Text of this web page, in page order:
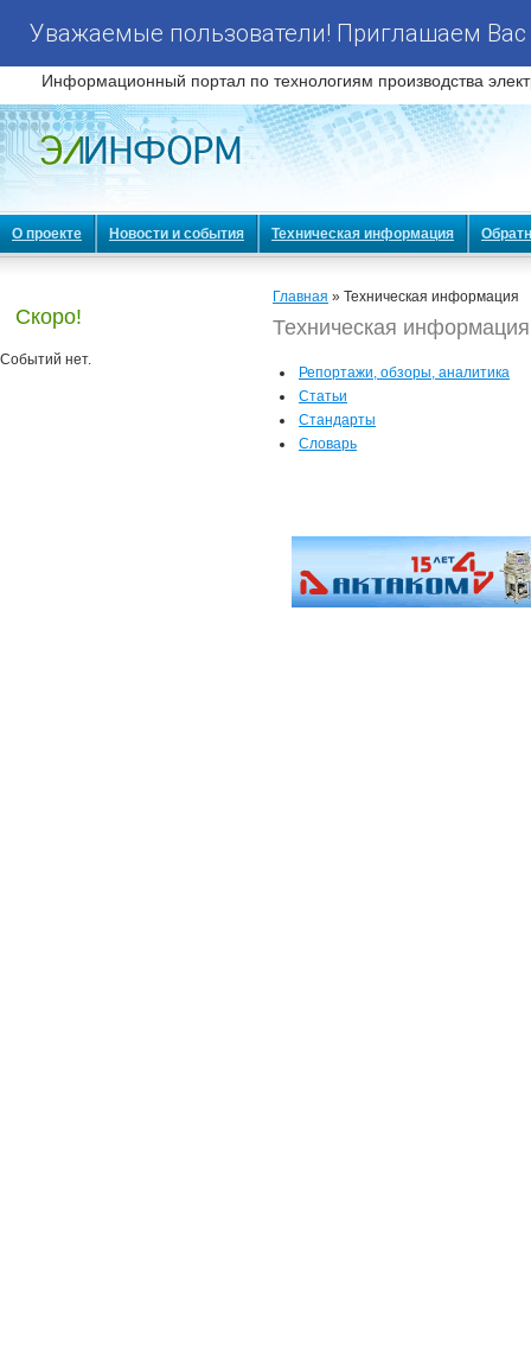
Уважаемые пользователи! Приглашаем
Информационный портал по технологиям производства
О проекте Новости и события Техническая информация
Скоро!
Событий нет.
Главная » Техническая информация
Техническая информация
Репортажи, обзоры, аналитика
Статьи
Стандарты
Словарь